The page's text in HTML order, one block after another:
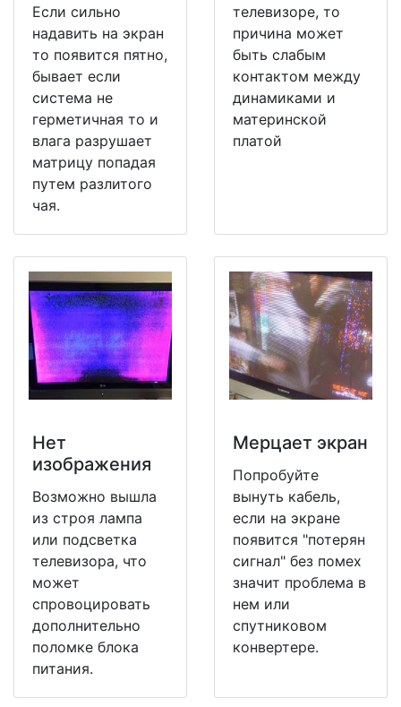
Если сильно
надавить на экран
то появится пятно,
бывает если
система не
герметичная то и
влага разрушает
матрицу попадая
путем разлитого
чая.
телевизоре, то
причина может
быть слабым
контактом между
динамиками и
материнской
платой
Нет
изображения
Возможно вышла
из строя лампа
или подсветка
телевизора, что
может
спровоцировать
дополнительно
поломке блока
питания.
Мерцает экран
Попробуйте
вынуть кабель,
если на экране
появится "потерян
сигнал" без помех
значит проблема в
нем или
спутниковом
конвертере.